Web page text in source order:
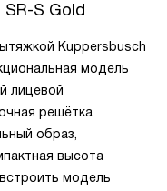
SR-S Gold
Kuppersbusch
модель
лицевой
решётка
образ,
высота
модель